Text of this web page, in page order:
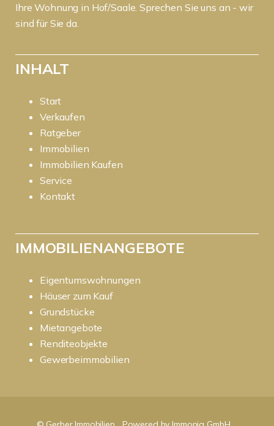
Ihre Wohnung in Hof/Saale. Sprechen Sie uns an - wir
sind für Sie da.
INHALT
Start
Verkaufen
Ratgeber
Immobilien
Immobilien Kaufen
Service
Kontakt
IMMOBILIENANGEBOTE
Eigentumswohnungen
Häuser zum Kauf
Grundstücke
Mietangebote
Renditeobjekte
Gewerbeimmobilien